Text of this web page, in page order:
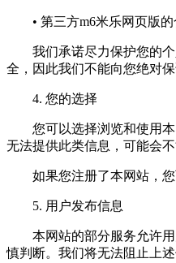
• 第三方m6米乐网页版的
我们承诺尽力保护您的个
全，因此我们不能向您绝对
4. 您的选择
您可以选择浏览和使用本
无法提供此类信息，可能会不
如果您注册了本网站，您
5. 用户发布信息
本网站的部分服务允许用
慎判断。我们将无法阻止上